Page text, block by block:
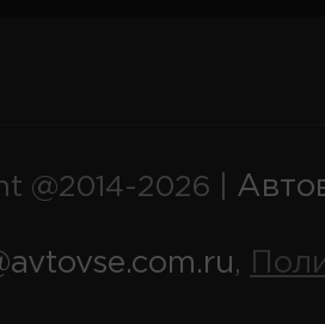
@2014-2026 |
,